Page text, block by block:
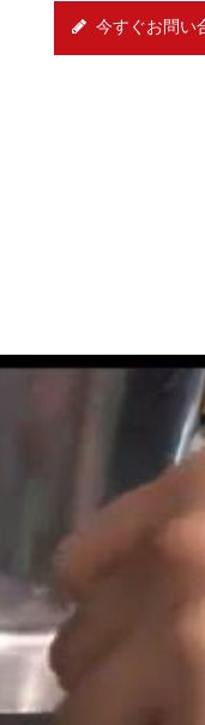
今すぐお問い
34